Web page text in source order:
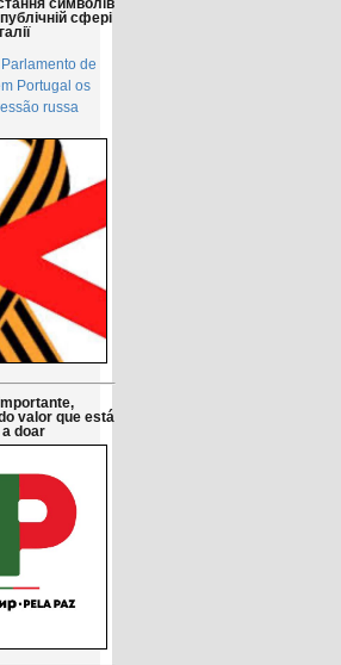
символів
публічній сфері
de
Portugal os
russa
valor que está
doar